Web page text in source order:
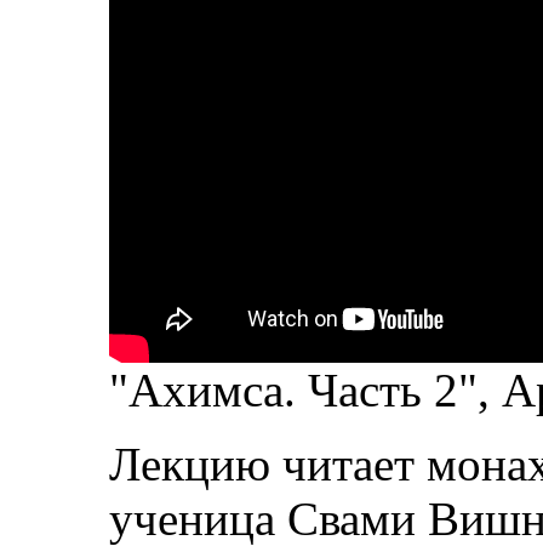
"Ахимса. Часть 2",
Лекцию читает
ученица Свами